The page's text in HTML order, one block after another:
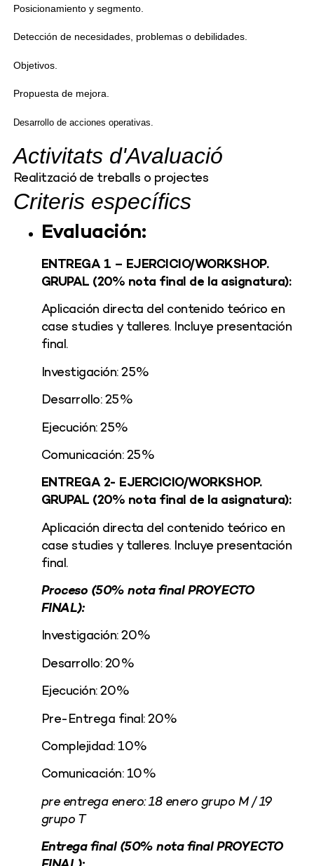
Posicionamiento y segmento.
Detección de necesidades, problemas o debilidades.
Objetivos.
Propuesta de mejora.
Desarrollo de acciones operativas.
Activitats d'Avaluació
Realització de treballs o projectes
Criteris específics
Evaluación:
ENTREGA 1 – EJERCICIO/WORKSHOP.
GRUPAL (20% nota final de la asignatura):
Aplicación directa del contenido teórico en
case studies y talleres. Incluye presentación
final.
Investigación: 25%
Desarrollo: 25%
Ejecución: 25%
Comunicación: 25%
ENTREGA 2- EJERCICIO/WORKSHOP.
GRUPAL (20% nota final de la asignatura):
Aplicación directa del contenido teórico en
case studies y talleres. Incluye presentación
final.
Proceso (50% nota final PROYECTO
FINAL):
Investigación: 20%
Desarrollo: 20%
Ejecución: 20%
Pre-Entrega final: 20%
Complejidad: 10%
Comunicación: 10%
pre entrega enero: 18 enero grupo M / 19
grupo T
Entrega final (50% nota final PROYECTO